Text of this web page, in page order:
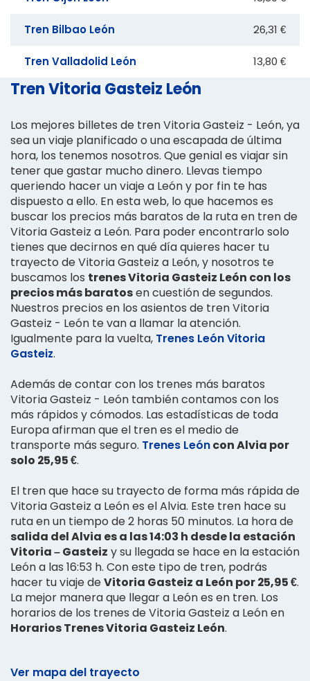
Tren Bilbao León 26,31 €
Tren Valladolid León 13,80 €
Tren Vitoria Gasteiz León
Los mejores billetes de tren Vitoria Gasteiz - León, ya
sea un viaje planificado o una escapada de última
hora, los tenemos nosotros. Que genial es viajar sin
tener que gastar mucho dinero. Llevas tiempo
queriendo hacer un viaje a León y por fin te has
dispuesto a ello. En esta web, lo que hacemos es
buscar los precios más baratos de la ruta en tren de
Vitoria Gasteiz a León. Para poder encontrarlo solo
tienes que decirnos en qué día quieres hacer tu
trayecto de Vitoria Gasteiz a León, y nosotros te
buscamos los trenes Vitoria Gasteiz León con los
precios más baratosen cuestión de segundos.
Nuestros precios en los asientos de tren Vitoria
Gasteiz - León te van a llamar la atención.
Igualmente para la vuelta, Trenes León Vitoria
Gasteiz.
Además de contar con los trenes más baratos
Vitoria Gasteiz - León también contamos con los
más rápidos y cómodos. Las estadísticas de toda
Europa afirman que el tren es el medio de
transporte más seguro. Trenes Leóncon Alvia por
solo 25,95 €.
El tren que hace su trayecto de forma más rápida de
Vitoria Gasteiz a León es el Alvia. Este tren hace su
ruta en un tiempo de 2 horas 50 minutos. La hora de
salida del Alvia es a las 14:03 h desde la estación
Vitoria – Gasteiz y su llegada se hace en la estación
León a las 16:53 h. Con este tipo de tren, podrás
hacer tu viaje deVitoria Gasteiz a León por 25,95 €.
La mejor manera que llegar a León es en tren. Los
horarios de los trenes de Vitoria Gasteiz a León en
Horarios Trenes Vitoria Gasteiz León.
Ver mapa del trayecto